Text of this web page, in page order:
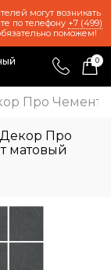
могут возникать
по телефону +7 (499)
поможем!
0
Про
Декор Про
матовый